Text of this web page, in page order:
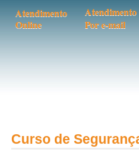
Atendimento
Online
Atendimento
Por e-mail
Curso de